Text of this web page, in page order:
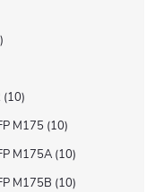
10
M175 10
M175A 10
M175B 10